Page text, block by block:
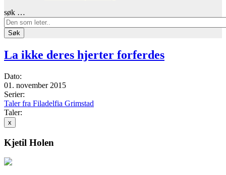
søk …
Søk
La ikke deres hjerter forferdes
Dato:
01. november 2015
Serier:
Taler fra Filadelfia Grimstad
Taler:
x
Kjetil Holen